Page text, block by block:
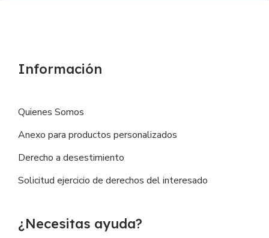
Información
Quienes Somos
Anexo para productos personalizados
Derecho a desestimiento
Solicitud ejercicio de derechos del interesado
¿Necesitas ayuda?